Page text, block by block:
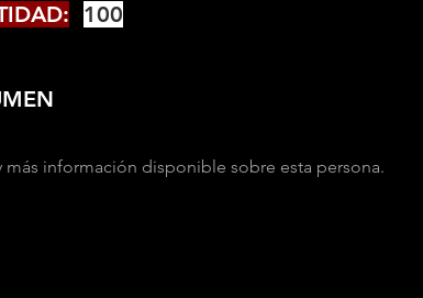
100
más información disponible sobre esta persona.